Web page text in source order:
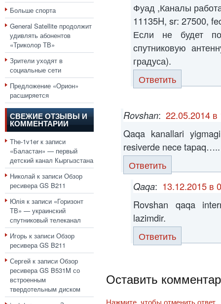
Больше спорта
General Satellite продолжит
удивлять абонентов
«Триколор ТВ»
Зрители уходят в
социальные сети
Предложение «Орион»
расширяется
СВЕЖИЕ ОТЗЫВЫ И
КОММЕНТАРИИ
The-1v1erк записи
«Баластан» — первый
детский канал Кыргызстана
Николай к записи Обзор
ресивера GS B211
Юлія к записи «Горизонт
ТВ» — украинский
спутниковый телеканал
Игорь к записи Обзор
ресивера GS B211
Сергей к записи Обзор
ресивера GS B531M со
встроенным
твердотельным диском
Фуад ,Каналы
11135H, sr: 27500,
Если не будет
спутниковую
градуса).
Ответить
Rovshan: 22.05.2014 в
Qaqa kanallari
resiverde nece tapaq…..
Ответить
Qaqa: 13.12.2015 в
Rovshan qaqa
lazimdir.
Ответить
Оставить
Нажмите, чтобы отменить ответ.